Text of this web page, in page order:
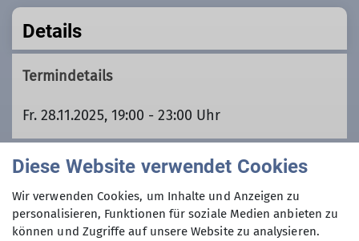
Details
Termindetails
Fr. 28.11.2025, 19:00 - 23:00 Uhr
Öffentliche Anreise
Ja
Diese Website verwendet Cookies
Wir verwenden Cookies, um Inhalte und Anzeigen zu
personalisieren, Funktionen für soziale Medien anbieten zu
können und Zugriffe auf unsere Website zu analysieren.